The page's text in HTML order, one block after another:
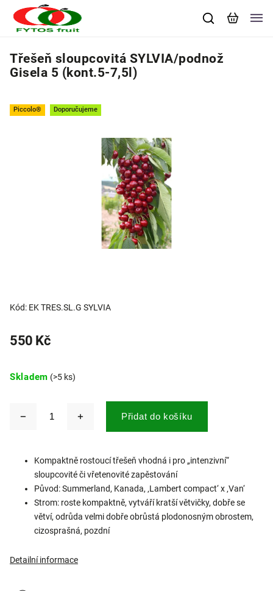
Třešeň sloupcovitá SYLVIA/podnož
Gisela 5 (kont.5-7,5l)
Piccolo® Doporučujeme
Kód: EK TRES.SL.G SYLVIA
550 Kč
Skladem (>5 ks)
Přidat do košíku
Kompaktně rostoucí třešeň vhodná i pro „intenzivní“
sloupcovité či vřetenovité zapěstování
Původ: Summerland, Kanada, ‚Lambert compact‘ x ‚Van‘
Strom: roste kompaktně, vytváří kratší větvičky, dobře se
větví, odrůda velmi dobře obrůstá plodonosným obrostem,
cizosprašná, pozdní
Detailní informace